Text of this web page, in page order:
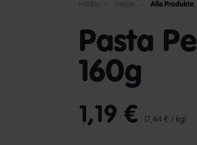
Haribo Vegan Alle Produkte
Pasta
160g
undefined out of 5 Customer
1,19 € (7,44 € / kg)